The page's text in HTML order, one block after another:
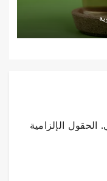
الحقول الإلزامية